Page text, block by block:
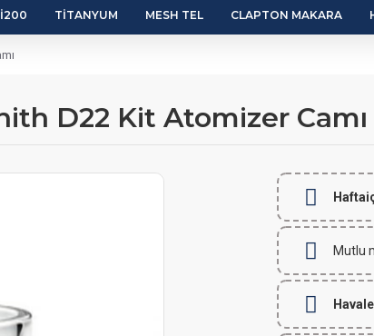
TITANYUM MESH TEL CLAPTON MAKARA
D22 Kit Atomizer Camı
Mutlu